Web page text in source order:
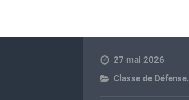
27 mai 2026
Classe de Défense.